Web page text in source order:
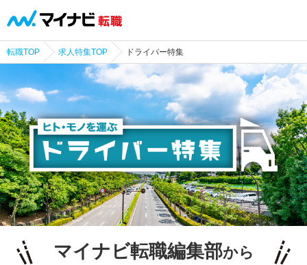
転職TOP 求人特集TOP ドライバー特集
マイナビ転職編集部から